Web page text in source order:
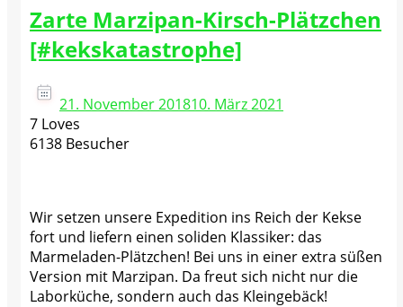
Zarte Marzipan-Kirsch-Plätzchen
[#kekskatastrophe]
21. November 201810. März 2021
7 Loves
6138 Besucher
Wir setzen unsere Expedition ins Reich der Kekse
fort und liefern einen soliden Klassiker: das
Marmeladen-Plätzchen! Bei uns in einer extra süßen
Version mit Marzipan. Da freut sich nicht nur die
Laborküche, sondern auch das Kleingebäck!